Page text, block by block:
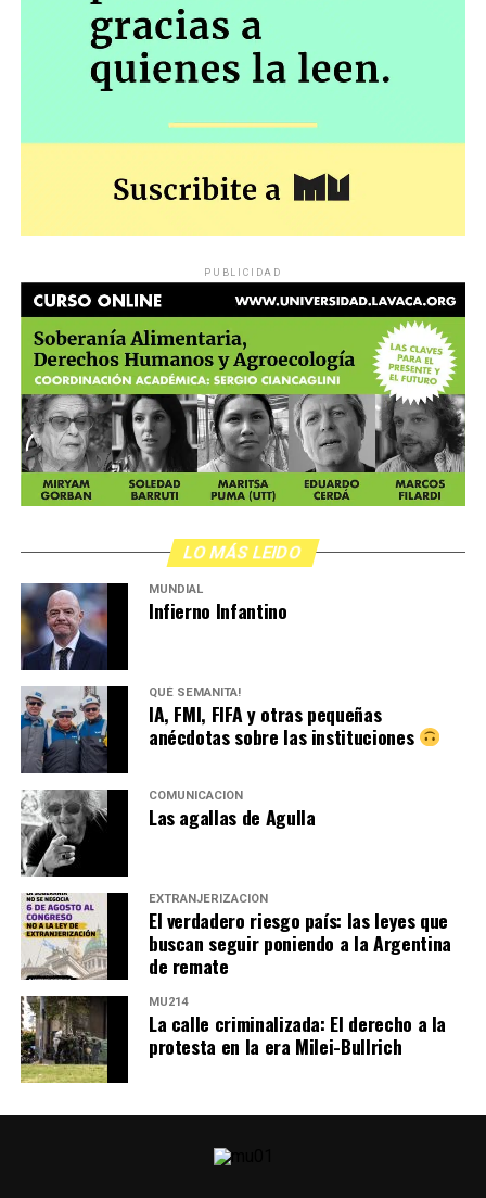
PUBLICIDAD
LO MÁS LEIDO
MUNDIAL
Infierno Infantino
QUÉ SEMANITA!
IA, FMI, FIFA y otras pequeñas
anécdotas sobre las instituciones
COMUNICACIÓN
Las agallas de Agulla
EXTRANJERIZACIÓN
El verdadero riesgo país: las leyes que
buscan seguir poniendo a la Argentina
de remate
MU214
La calle criminalizada: El derecho a la
protesta en la era Milei-Bullrich